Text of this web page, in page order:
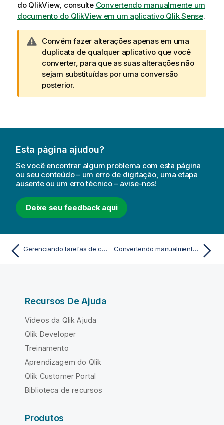
do QlikView, consulte Convertendo manualmente um
documento do QlikView em um aplicativo Qlik Sense.
N
o
t
a
d
e
v
r
t
ê
n
c
i
a
Convém fazer alterações apenas em uma
duplicata de qualquer aplicativo que você
converter, para que as suas alterações não
sejam substituídas por uma conversão
posterior.
Esta página ajudou?
Se você encontrar algum problema com esta página
ou seu conteúdo – um erro de digitação, uma etapa
ausente ou um erro técnico – avise-nos!
Deixe seu feedback aqui
Gerenciando tarefas de carregamento de aplicativos Convertendo manualmente um documento do QlikView em um aplicativo Qlik Sense
Recursos De Ajuda
Vídeos da Qlik Ajuda
Qlik Developer
Treinamento
Aprendizagem do Qlik
Qlik Customer Portal
Biblioteca de recursos
Produtos